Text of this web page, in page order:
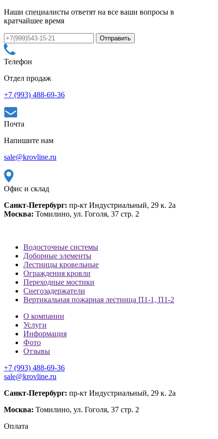
Наши специалисты ответят на все ваши вопросы в
кратчайшее время
Телефон
Отдел продаж
+7 (993) 488-69-36
Почта
Напишите нам
sale@krovline.ru
Офис и склад
Санкт-Петербург: пр-кт Индустриальный, 29 к. 2а
Москва: Томилино, ул. Гоголя, 37 стр. 2
Водосточные системы
Доборные элементы
Лестницы кровельные
Ограждения кровли
Переходные мостики
Снегозадержатели
Вертикальная пожарная лестница П1-1, П1-2
О компании
Услуги
Информация
Фото
Отзывы
+7 (993) 488-69-36
sale@krovline.ru
Санкт-Петербург: пр-кт Индустриальный, 29 к. 2а
Москва: Томилино, ул. Гоголя, 37 стр. 2
Оплата